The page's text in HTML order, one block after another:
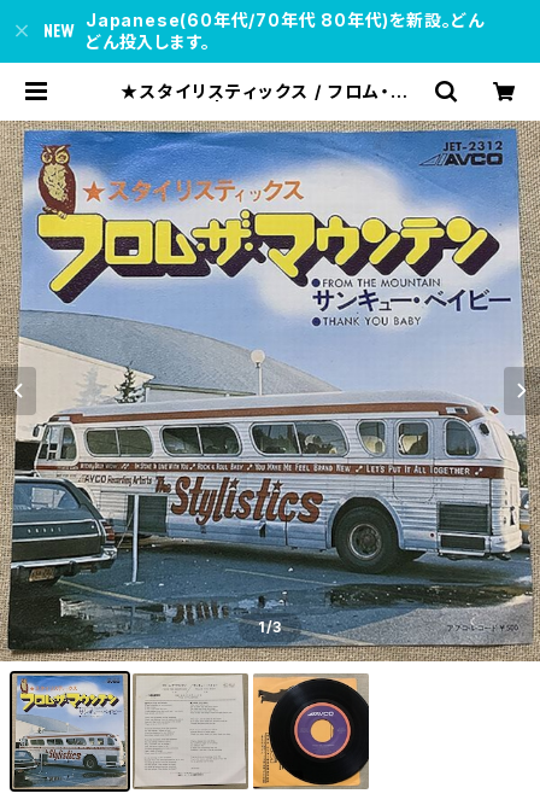
Japanese(60年代/70年代 80年代)を新設。どん
どん投入します。
★スタイリスティックス / フロム・ザ・
ds
1/3